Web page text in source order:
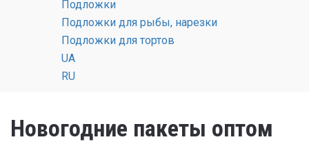
Подложки
Подложки для рыбы, нарезки
Подложки для тортов
UA
RU
Цена: уточняйте у менеджера
Новогодние пакеты оптом